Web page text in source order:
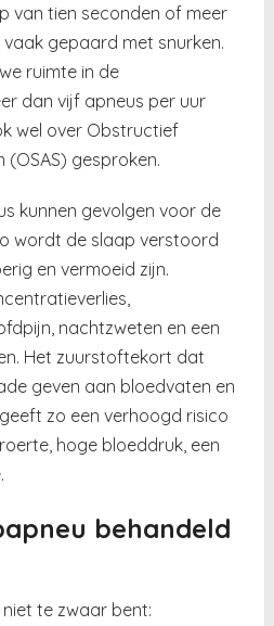
van tien seconden of meer
gepaard met snurken.
ruimte in de
dan vijf apneus per uur
wel over Obstructief
gesproken.
kunnen gevolgen voor de
wordt de slaap verstoord
en vermoeid zijn.
nachtzweten en een
Het zuurstoftekort dat
geven aan bloedvaten en
zo een verhoogd risico
hoge bloeddruk, een
behandeld
te zwaar bent: